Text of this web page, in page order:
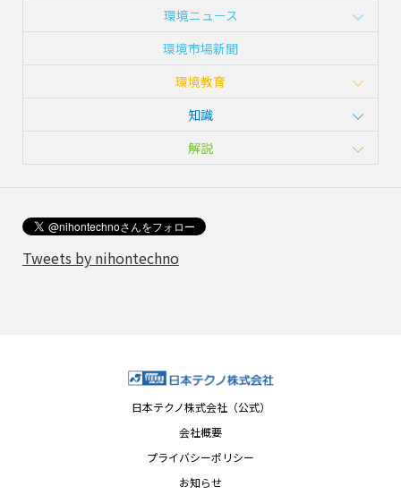
環境ニュース
環境市場新聞
環境教育
知識
解説
Tweets by nihontechno
日本テクノ株式会社（公式）
会社概要
プライバシーポリシー
お知らせ